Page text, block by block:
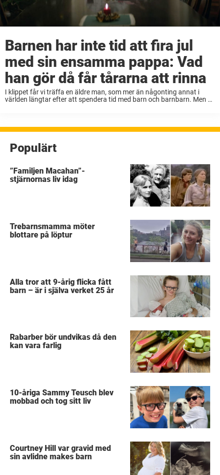
Barnen har inte tid att fira jul
med sin ensamma pappa: Vad
han gör då får tårarna att rinna
I klippet får vi träffa en äldre man, som mer än någonting annat i
världen längtar efter att spendera tid med barn och barnbarn. Men år
Populärt
”Familjen Macahan”-
stjärnornas liv idag
Trebarnsmamma möter
blottare på löptur
Alla tror att 9-årig flicka fått
barn – är i själva verket 25 år
Rabarber bör undvikas då den
kan vara farlig
10-åriga Sammy Teusch blev
mobbad och tog sitt liv
Courtney Hill var gravid med
sin avlidne makes barn